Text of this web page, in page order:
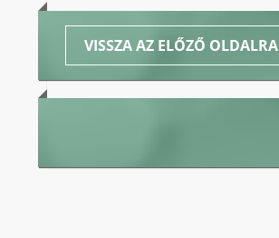
VISSZA AZ ELŐZŐ OLDALRA